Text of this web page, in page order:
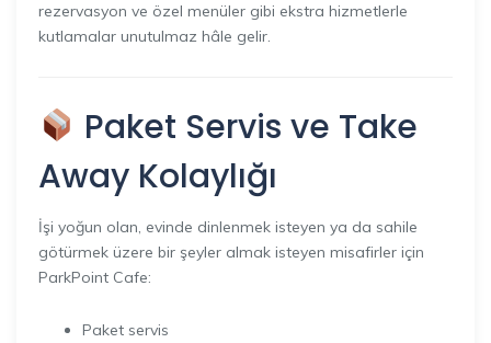
rezervasyon ve özel menüler gibi ekstra hizmetlerle
kutlamalar unutulmaz hâle gelir.
Paket Servis ve Take
Away Kolaylığı
İşi yoğun olan, evinde dinlenmek isteyen ya da sahile
götürmek üzere bir şeyler almak isteyen misafirler için
ParkPoint Cafe:
Paket servis